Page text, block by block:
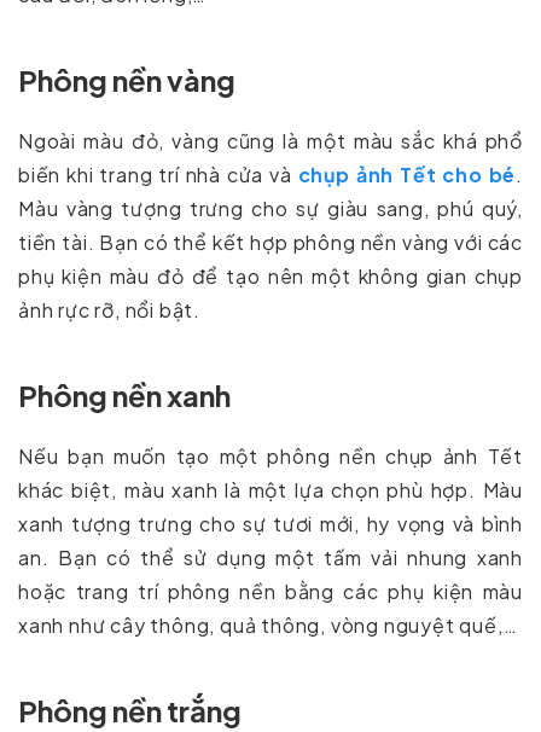
Phông nền vàng
Ngoài màu đỏ, vàng cũng là một màu sắc khá phổ
biến khi trang trí nhà cửa và chụp ảnh Tết cho bé.
Màu vàng tượng trưng cho sự giàu sang, phú quý,
tiền tài. Bạn có thể kết hợp phông nền vàng với các
phụ kiện màu đỏ để tạo nên một không gian chụp
ảnh rực rỡ, nổi bật.
Phông nền xanh
Nếu bạn muốn tạo một phông nền chụp ảnh Tết
khác biệt, màu xanh là một lựa chọn phù hợp. Màu
xanh tượng trưng cho sự tươi mới, hy vọng và bình
an. Bạn có thể sử dụng một tấm vải nhung xanh
hoặc trang trí phông nền bằng các phụ kiện màu
xanh như cây thông, quả thông, vòng nguyệt quế,…
Phông nền trắng